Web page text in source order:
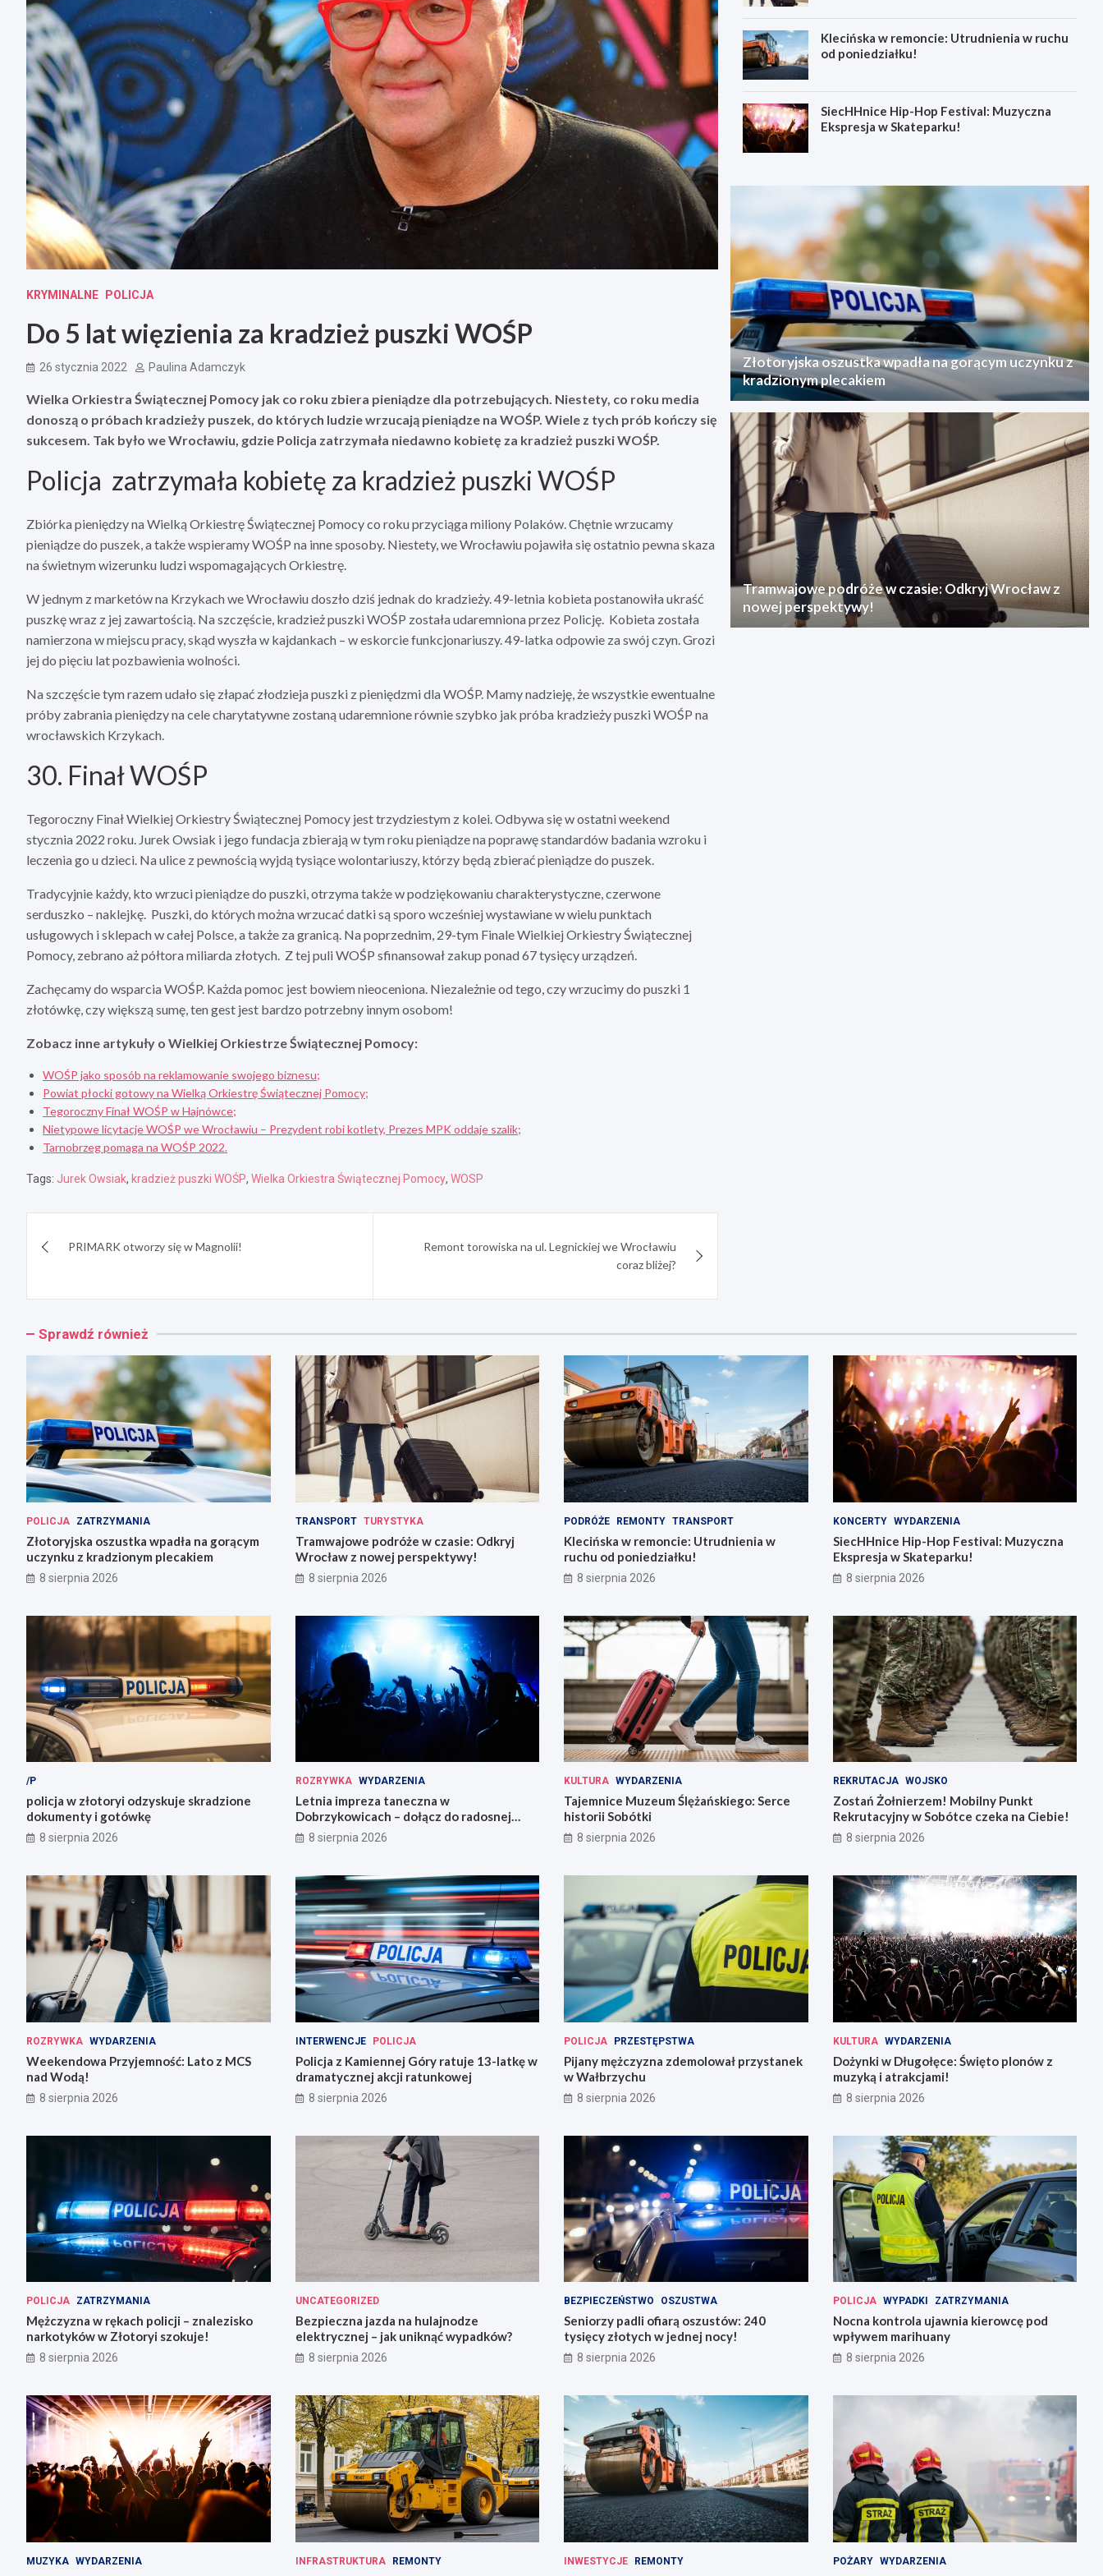
KRYMINALNE POLICJA
Do 5 lat więzienia za kradzież puszki WOŚP
26 stycznia 2022 Paulina Adamczyk
Wielka Orkiestra Świątecznej Pomocy jak co roku zbiera pieniądze dla potrzebujących. Niestety, co roku media
donoszą o próbach kradzieży puszek, do których ludzie wrzucają pieniądze na WOŚP. Wiele z tych prób kończy się
sukcesem. Tak było we Wrocławiu, gdzie Policja zatrzymała niedawno kobietę za kradzież puszki WOŚP.
Policja zatrzymała kobietę za kradzież puszki WOŚP
Zbiórka pieniędzy na Wielką Orkiestrę Świątecznej Pomocy co roku przyciąga miliony Polaków. Chętnie wrzucamy
pieniądze do puszek, a także wspieramy WOŚP na inne sposoby. Niestety, we Wrocławiu pojawiła się ostatnio pewna skaza
na świetnym wizerunku ludzi wspomagających Orkiestrę.
W jednym z marketów na Krzykach we Wrocławiu doszło dziś jednak do kradzieży. 49-letnia kobieta postanowiła ukraść
puszkę wraz z jej zawartością. Na szczęście, kradzież puszki WOŚP została udaremniona przez Policję. Kobieta została
namierzona w miejscu pracy, skąd wyszła w kajdankach – w eskorcie funkcjonariuszy. 49-latka odpowie za swój czyn. Grozi
jej do pięciu lat pozbawienia wolności.
Na szczęście tym razem udało się złapać złodzieja puszki z pieniędzmi dla WOŚP. Mamy nadzieję, że wszystkie ewentualne
próby zabrania pieniędzy na cele charytatywne zostaną udaremnione równie szybko jak próba kradzieży puszki WOŚP na
wrocławskich Krzykach.
30. Finał WOŚP
Tegoroczny Finał Wielkiej Orkiestry Świątecznej Pomocy jest trzydziestym z kolei. Odbywa się w ostatni weekend
stycznia 2022 roku. Jurek Owsiak i jego fundacja zbierają w tym roku pieniądze na poprawę standardów badania wzroku i
leczenia go u dzieci. Na ulice z pewnością wyjdą tysiące wolontariuszy, którzy będą zbierać pieniądze do puszek.
Tradycyjnie każdy, kto wrzuci pieniądze do puszki, otrzyma także w podziękowaniu charakterystyczne, czerwone
serduszko – naklejkę. Puszki, do których można wrzucać datki są sporo wcześniej wystawiane w wielu punktach
usługowych i sklepach w całej Polsce, a także za granicą. Na poprzednim, 29-tym Finale Wielkiej Orkiestry Świątecznej
Pomocy, zebrano aż półtora miliarda złotych. Z tej puli WOŚP sfinansował zakup ponad 67 tysięcy urządzeń.
Zachęcamy do wsparcia WOŚP. Każda pomoc jest bowiem nieoceniona. Niezależnie od tego, czy wrzucimy do puszki 1
złotówkę, czy większą sumę, ten gest jest bardzo potrzebny innym osobom!
Zobacz inne artykuły o Wielkiej Orkiestrze Świątecznej Pomocy:
WOŚP jako sposób na reklamowanie swojego biznesu;
Powiat płocki gotowy na Wielką Orkiestrę Świątecznej Pomocy;
Tegoroczny Finał WOŚP w Hajnówce;
Nietypowe licytacje WOŚP we Wrocławiu – Prezydent robi kotlety, Prezes MPK oddaje szalik;
Tarnobrzeg pomaga na WOŚP 2022.
Tags: Jurek Owsiak, kradzież puszki WOŚP, Wielka Orkiestra Świątecznej Pomocy, WOSP
wpisuPRIMARK otworzy się w Magnolii!
Remont torowiska na ul. Legnickiej we Wrocławiu
coraz bliżej?
Klecińska w remoncie: Utrudnienia w ruchu
od poniedziałku!
SiecHHnice Hip-Hop Festival: Muzyczna
Ekspresja w Skateparku!
Złotoryjska oszustka wpadła na gorącym uczynku z
kradzionym plecakiem
Tramwajowe podróże w czasie: Odkryj Wrocław z
nowej perspektywy!
Sprawdź również
POLICJA ZATRZYMANIA
Złotoryjska oszustka wpadła na gorącym
uczynku z kradzionym plecakiem
8 sierpnia 2026
TRANSPORT TURYSTYKA
Tramwajowe podróże w czasie: Odkryj
Wrocław z nowej perspektywy!
8 sierpnia 2026
PODRÓŻE REMONTY TRANSPORT
Klecińska w remoncie: Utrudnienia w
ruchu od poniedziałku!
8 sierpnia 2026
KONCERTY WYDARZENIA
SiecHHnice Hip-Hop Festival: Muzyczna
Ekspresja w Skateparku!
8 sierpnia 2026
/P
policja w złotoryi odzyskuje skradzione
dokumenty i gotówkę
8 sierpnia 2026
ROZRYWKA WYDARZENIA
Letnia impreza taneczna w
Dobrzykowicach – dołącz do radosnej
fety!8 sierpnia 2026
KULTURA WYDARZENIA
Tajemnice Muzeum Ślężańskiego: Serce
historii Sobótki
8 sierpnia 2026
REKRUTACJA WOJSKO
Zostań Żołnierzem! Mobilny Punkt
Rekrutacyjny w Sobótce czeka na Ciebie!
8 sierpnia 2026
ROZRYWKA WYDARZENIA
Weekendowa Przyjemność: Lato z MCS
nad Wodą!
8 sierpnia 2026
INTERWENCJE POLICJA
Policja z Kamiennej Góry ratuje 13-latkę w
dramatycznej akcji ratunkowej
8 sierpnia 2026
POLICJA PRZESTĘPSTWA
Pijany mężczyzna zdemolował przystanek
w Wałbrzychu
8 sierpnia 2026
KULTURA WYDARZENIA
Dożynki w Długołęce: Święto plonów z
muzyką i atrakcjami!
8 sierpnia 2026
POLICJA ZATRZYMANIA
Mężczyzna w rękach policji – znalezisko
narkotyków w Złotoryi szokuje!
8 sierpnia 2026
UNCATEGORIZED
Bezpieczna jazda na hulajnodze
elektrycznej – jak uniknąć wypadków?
8 sierpnia 2026
BEZPIECZEŃSTWO OSZUSTWA
Seniorzy padli ofiarą oszustów: 240
tysięcy złotych w jednej nocy!
8 sierpnia 2026
POLICJA WYPADKI ZATRZYMANIA
Nocna kontrola ujawnia kierowcę pod
wpływem marihuany
8 sierpnia 2026
MUZYKA WYDARZENIA INFRASTRUKTURA REMONTY INWESTYCJE REMONTY POŻARY WYDARZENIA